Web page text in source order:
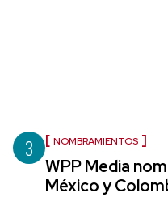
3 NOMBRAMIENTOS
WPP Media
México y